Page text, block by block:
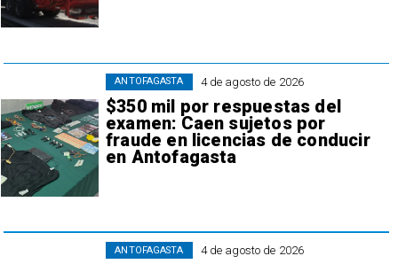
4 de agosto de 2026
$350 mil por respuestas del
examen: Caen sujetos por
fraude en licencias de conducir
en Antofagasta
ANTOFAGASTA
4 de agosto de 2026
ANTOFAGASTA